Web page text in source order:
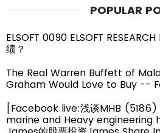
POPULAR
ELSOFT 0090 ELSOFT
绩？
The Real Warren Buffett of
Graham Would Love to Buy --
[Facebook live:浅谈MHB (5186)
marine and Heavy